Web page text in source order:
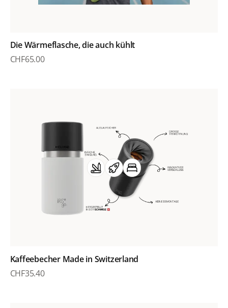
Die Wärmeflasche, die auch kühlt
CHF65.00
Kaffeebecher Made in Switzerland
CHF35.40